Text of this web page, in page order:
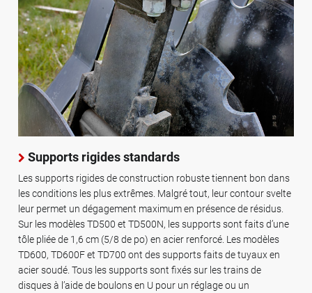
Supports rigides standards
Les supports rigides de construction robuste tiennent bon dans
les conditions les plus extrêmes. Malgré tout, leur contour svelte
leur permet un dégagement maximum en présence de résidus.
Sur les modèles TD500 et TD500N, les supports sont faits d’une
tôle pliée de 1,6 cm (5/8 de po) en acier renforcé. Les modèles
TD600, TD600F et TD700 ont des supports faits de tuyaux en
acier soudé. Tous les supports sont fixés sur les trains de
disques à l’aide de boulons en U pour un réglage ou un